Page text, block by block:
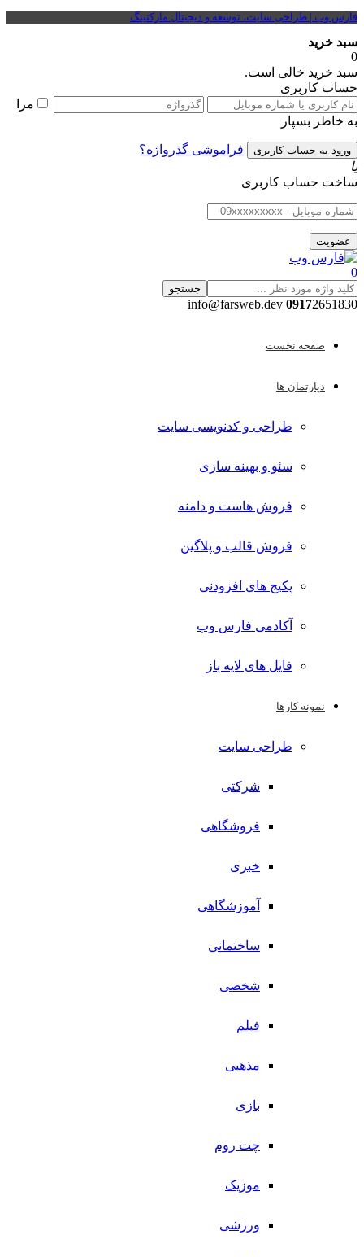
فارس وب | طراحی سایت، توسعه و دیجیتال مارکتینگ
سبد خرید
0
سبد خرید خالی است.
حساب کاربری
مرا
به خاطر بسپار
فراموشی گذرواژه؟
یا
ساخت حساب کاربری
0
جستجو
09172651830 info@farsweb.dev
صفحه نخست
دپارتمان ها
طراحی و کدنویسی سایت
سئو و بهینه سازی
فروش هاست و دامنه
فروش قالب و پلاگین
پکیج های افزودنی
آکادمی فارس وب
فایل های لایه باز
نمونه کارها
طراحی سایت
شرکتی
فروشگاهی
خبری
آموزشگاهی
ساختمانی
شخصی
فیلم
مذهبی
بازی
چت روم
موزیک
ورزشی